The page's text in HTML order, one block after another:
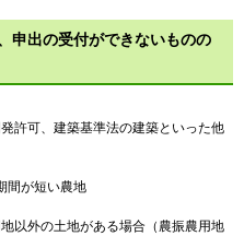
申出の受付ができないものの
許可、建築基準法の建築といった他
間が短い農地
以外の土地がある場合（農振農用地